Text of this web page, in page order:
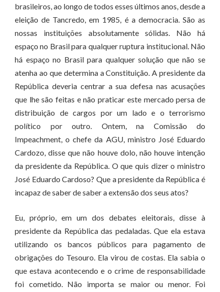
brasileiros, ao longo de todos esses últimos anos, desde a
eleição de Tancredo, em 1985, é a democracia. São as
nossas instituições absolutamente sólidas. Não há
espaço no Brasil para qualquer ruptura institucional. Não
há espaço no Brasil para qualquer solução que não se
atenha ao que determina a Constituição. A presidente da
República deveria centrar a sua defesa nas acusações
que lhe são feitas e não praticar este mercado persa de
distribuição de cargos por um lado e o terrorismo
político por outro. Ontem, na Comissão do
Impeachment, o chefe da AGU, ministro José Eduardo
Cardozo, disse que não houve dolo, não houve intenção
da presidente da República. O que quis dizer o ministro
José Eduardo Cardoso? Que a presidente da República é
incapaz de saber de saber a extensão dos seus atos?
Eu, próprio, em um dos debates eleitorais, disse à
presidente da República das pedaladas. Que ela estava
utilizando os bancos públicos para pagamento de
obrigações do Tesouro. Ela virou de costas. Ela sabia o
que estava acontecendo e o crime de responsabilidade
foi cometido. Não importa se maior ou menor. Foi